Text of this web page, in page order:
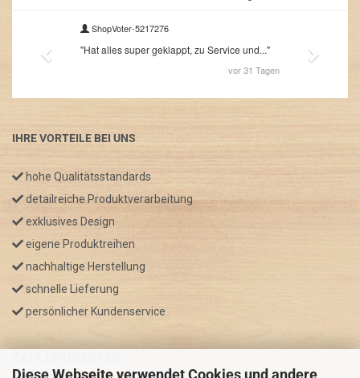
Diese Webseite verwendet Cookies und andere
IHRE VORTEILE BEI UNS
hohe Qualitätsstandards
detailreiche Produktverarbeitung
exklusives Design
eigene Produktreihen
nachhaltige Herstellung
schnelle Lieferung
persönlicher Kundenservice